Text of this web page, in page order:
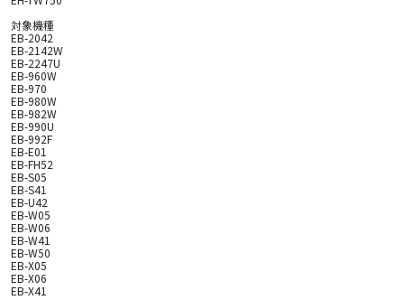
対象機種
EB-2042
EB-2142W
EB-2247U
EB-960W
EB-970
EB-980W
EB-982W
EB-990U
EB-992F
EB-E01
EB-FH52
EB-S05
EB-S41
EB-U42
EB-W05
EB-W06
EB-W41
EB-W50
EB-X05
EB-X06
EB-X41